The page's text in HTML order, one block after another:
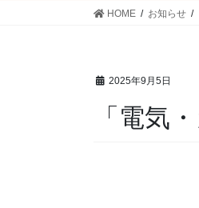
HOME お知らせ
2025年9月5日
「電気